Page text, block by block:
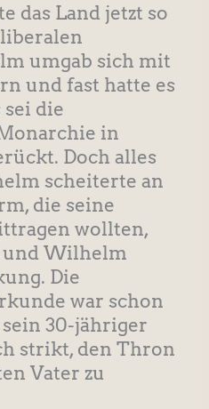
das Land jetzt so
umgab sich mit
und fast hatte es
sei die
in
Doch alles
scheiterte an
die seine
wollten,
und Wilhelm
Die
war schon
30-jähriger
strikt, den Thron
Vater zu